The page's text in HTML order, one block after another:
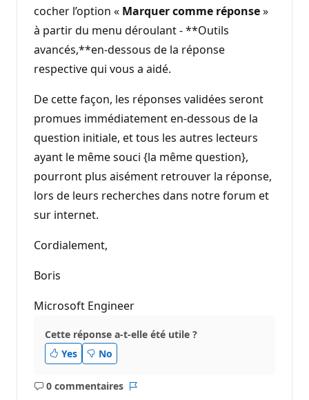
cocher l’option « Marquer comme réponse»
à partir du menu déroulant - **Outils
avancés,**en-dessous de la réponse
respective qui vous a aidé.
De cette façon, les réponses validées seront
promues immédiatement en-dessous de la
question initiale, et tous les autres lecteurs
ayant le même souci {la même question},
pourront plus aisément retrouver la réponse,
lors de leurs recherches dans notre forum et
sur internet.
Cordialement,
Boris
Microsoft Engineer
Cette réponse a-t-elle été utile ?
Yes
No
0 commentaires
Aucun